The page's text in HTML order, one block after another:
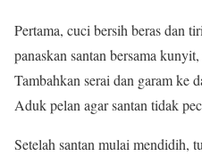
Pertama, cuci bersih beras dan
panaskan santan bersama
Tambahkan serai dan garam ke
Aduk pelan agar santan tidak
Setelah santan mulai mendidih,